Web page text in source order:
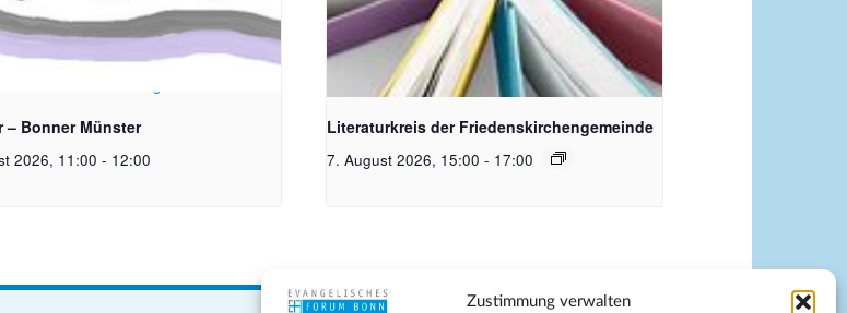
Zustimmung verwalten
– Bonner Münster
2026, 11:00 - 12:00
Bildquelle Pixabay
Literaturkreis der Friedenskirchengemeinde
7. August 2026, 15:00 - 17:00